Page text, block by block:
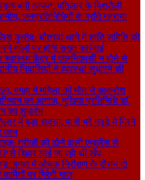
बनी आफत, पतिलार के मिश्रौली
जनप्रतिनिधियों के प्रति गहराया
मुस्तैद: चौतरवा थाने में शांति समिति की
वालों पर होगी सख्त कार्रवाई
स्वास्थ्य केंद्र में जलनिकासी न होने से
निवासियों ने व्यवस्था सुधारने की
बगहा में महिला की मौत से आक्रोश
का आगाज, मुखिया प्रतिनिधि डॉ.
का शुभारंभ
में बड़ा हादसा, पानी भरे गड्ढे में गिरने
जान
मरीजों को ढोने वाली एम्बुलेंस से
से बिहार लाई जा रही थी खेप
बगहा में औचक निरीक्षण के दौरान दो
पर गिरेगी गाज